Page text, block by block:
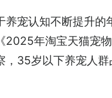
养宠认知不断提升的
2025年淘宝天猫宠
，35岁以下养宠人群